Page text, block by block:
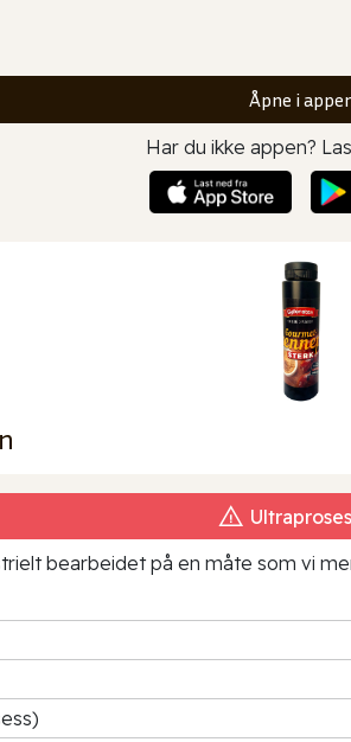
Åpne i
Har du ikke appen?
bearbeidet på en måte som vi